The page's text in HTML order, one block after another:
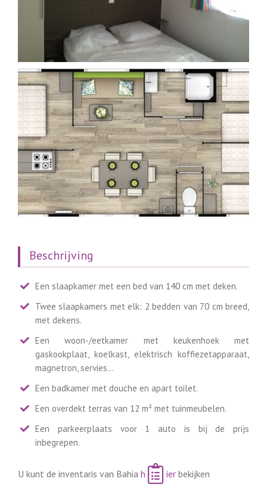
Beschrijving
Een slaapkamer met een bed van 140 cm met deken.
Twee slaapkamers met elk: 2 bedden van 70 cm breed,
met dekens.
Een woon-/eetkamer met keukenhoek met
gaskookplaat, koelkast, elektrisch koffiezetapparaat,
magnetron, servies…
Een badkamer met douche en apart toilet.
Een overdekt terras van 12 m² met tuinmeubelen.
Een parkeerplaats voor 1 auto is bij de prijs
inbegrepen.
U kunt de inventaris van Bahia h ier bekijken